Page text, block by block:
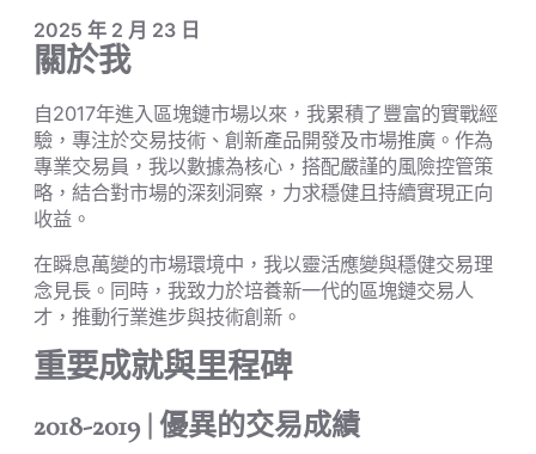
2025 年 2 月 23 日
關於我
自2017年進入區塊鏈市場以來，我累積了豐富的實戰經
驗，專注於交易技術、創新產品開發及市場推廣。作為
專業交易員，我以數據為核心，搭配嚴謹的風險控管策
略，結合對市場的深刻洞察，力求穩健且持續實現正向
收益。
在瞬息萬變的市場環境中，我以靈活應變與穩健交易理
念見長。同時，我致力於培養新一代的區塊鏈交易人
才，推動行業進步與技術創新。
重要成就與里程碑
2018-2019 | 優異的交易成績